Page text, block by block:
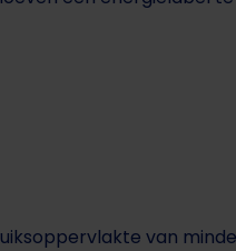
van